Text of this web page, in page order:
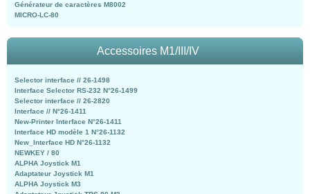
Générateur de caractères M8002
MICRO-LC-80
Accessoires M1/III/IV
Selector interface // 26-1498
Interface Selector RS-232 N°26-1499
Selector interface // 26-2820
Interface // N°26-1411
New-Printer Interface N°26-1411
Interface HD modèle 1 N°26-1132
New_Interface HD N°26-1132
NEWKEY / 80
ALPHA Joystick M1
Adaptateur Joystick M1
ALPHA Joystick M3